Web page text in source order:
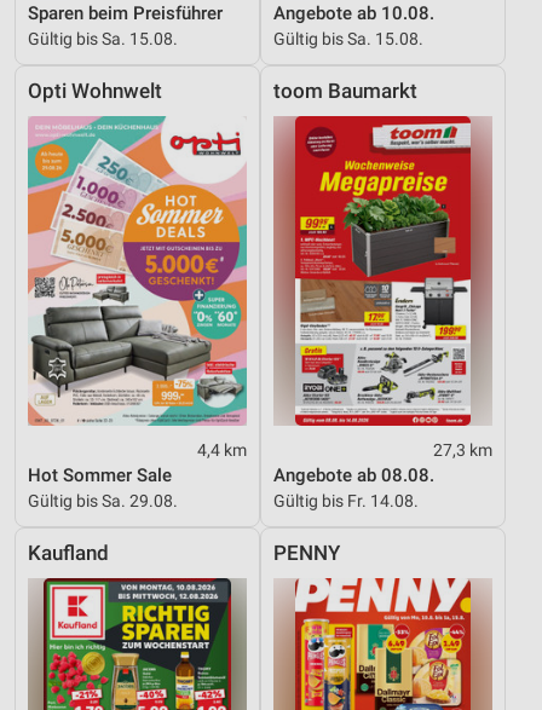
Sparen beim Preisführer
Gültig bis Sa. 15.08.
Angebote ab 10.08.
Gültig bis Sa. 15.08.
Opti Wohnwelt
4,4 km
Hot Sommer Sale
Gültig bis Sa. 29.08.
toom Baumarkt
27,3 km
Angebote ab 08.08.
Gültig bis Fr. 14.08.
Kaufland PENNY